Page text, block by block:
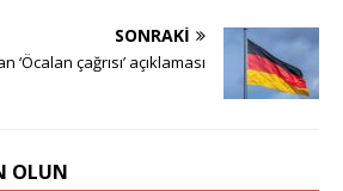
SONRAKI
‘Öcalan çağrısı’ açıklaması
OLUN